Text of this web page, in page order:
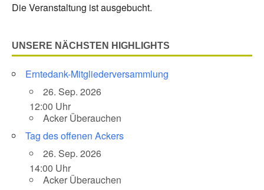
Die Veranstaltung ist ausgebucht.
UNSERE NÄCHSTEN HIGHLIGHTS
Erntedank-Mitgliederversammlung
26. Sep. 2026
12:00 Uhr
Acker Überauchen
Tag des offenen Ackers
26. Sep. 2026
14:00 Uhr
Acker Überauchen